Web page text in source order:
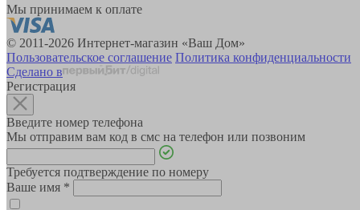
Мы принимаем к оплате
© 2011-2026 Интернет-магазин «Ваш Дом»
Пользовательское соглашение Политика конфиденциальности
Сделано в
Регистрация
Введите номер телефона
Мы отправим вам код в смс на телефон или позвоним
Требуется подтверждение по номеру
Ваше имя *